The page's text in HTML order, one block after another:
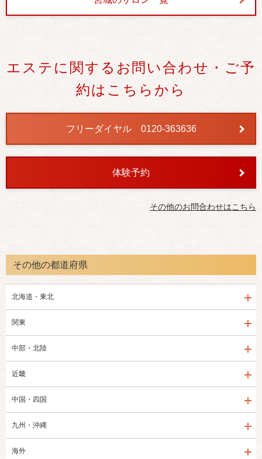
エステに関するお問い合わせ・ご予
約はこちらから
フリーダイヤル 0120-363636
体験予約
その他のお問合わせはこちら
その他の都道府県
北海道・東北
関東
中部・北陸
近畿
中国・四国
九州・沖縄
海外